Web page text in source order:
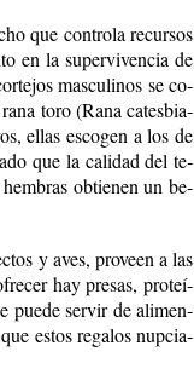
que con­tro­la re­cur­sos
en la su­per­vi­ven­cia de
mas­cu­li­nos se co­
to­ro (Ra­na ca­tes­bia­
ellas es­co­gen a los de
que la ca­li­dad del te­
ob­tie­nen un be­
y aves, pro­veen a las
hay pre­sas, pro­teí­
pue­de ser­vir de ali­men­
es­tos re­ga­los nup­cia­